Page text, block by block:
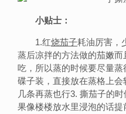
小贴士：
1.红烧茄子耗油厉害，
蒸后凉拌的方法做的茄嫩
吃，所以蒸的时候要尽量
碟子装，直接放在蒸格上
几条再蒸也行3. 撕茄子的
果像楼楼放水里浸泡的话